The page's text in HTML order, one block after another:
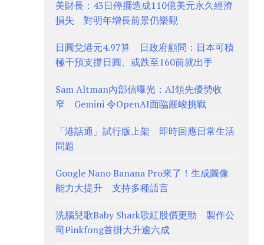
美財長：43日停擺造成110億美元永久經濟
損失 對明年增長前景仍樂觀
日圓兌港元4.97算 日政府顧問：日本可積
極干預支撐日圓、或跌至160前就出手
Sam Altman內部信曝光：AI領先優勢收
窄 Gemini 令OpenAI面臨嚴峻挑戰
「港話通」試行版上架 即時回應日常生活
問題
Google Nano Banana Pro來了！生成圖像
能力大提升 支持多種語言
洗腦兒歌Baby Shark歌紅股價更勁 製作公
司Pinkfong首掛大升逾六成